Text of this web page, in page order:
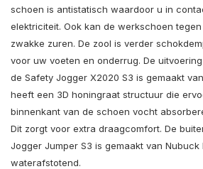
schoen is antistatisch waardoor u in
elektriciteit. Ook kan de werkschoen
zwakke zuren. De zool is verder
voor uw voeten en onderrug. De
de Safety Jogger X2020 S3 is gemaakt
heeft een 3D honingraat structuur die
binnenkant van de schoen vocht
Dit zorgt voor extra draagcomfort. De
Jogger Jumper S3 is gemaakt van Nubuck
waterafstotend.